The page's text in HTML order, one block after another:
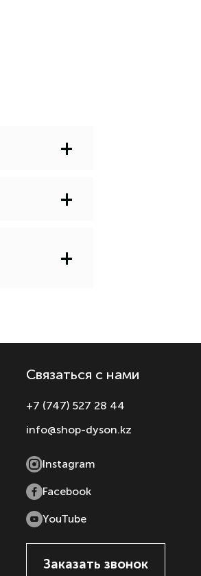
+
+
+
Связаться с нами
+7 (747) 527 28 44
info@shop-dyson.kz
Instagram
Facebook
YouTube
Заказать звонок